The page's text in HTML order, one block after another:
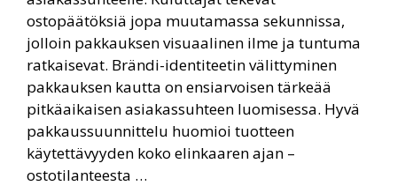
ostopäätöksiä jopa muutamassa sekunnissa,
jolloin pakkauksen visuaalinen ilme ja tuntuma
ratkaisevat. Brändi-identiteetin välittyminen
pakkauksen kautta on ensiarvoisen tärkeää
pitkäaikaisen asiakassuhteen luomisessa. Hyvä
pakkaussuunnittelu huomioi tuotteen
käytettävyyden koko elinkaaren ajan –
ostotilanteesta …